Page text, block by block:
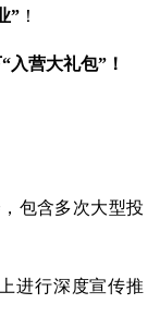
” ！
入营大礼包”！
包含多次大型投
进行深度宣传推